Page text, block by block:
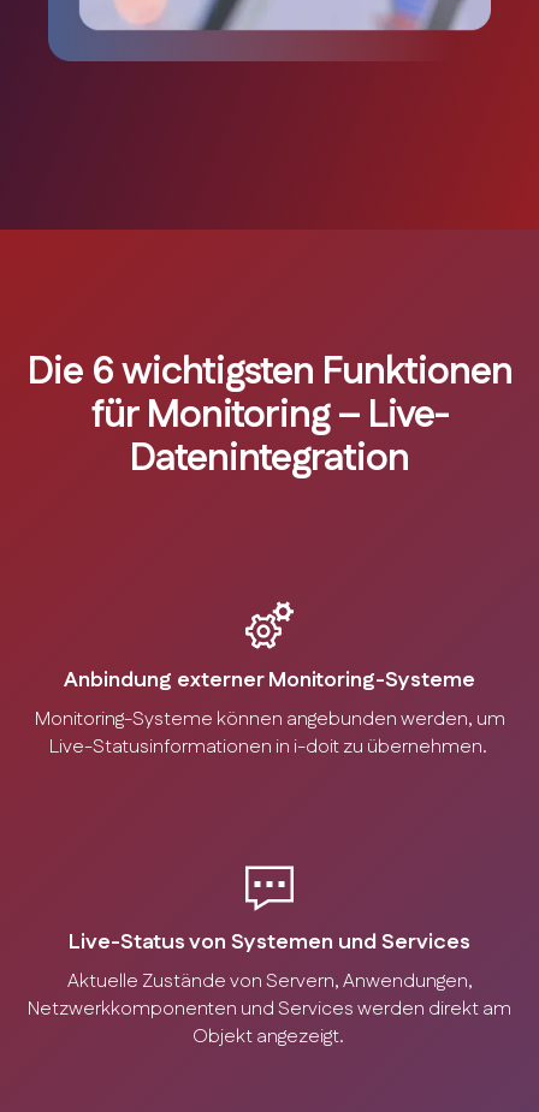
Die 6 wichtigsten Funktionen
für Monitoring – Live-
Datenintegration
Anbindung externer Monitoring-Systeme
Monitoring-Systeme können angebunden werden, um
Live-Statusinformationen in i-doit zu übernehmen.
Live-Status von Systemen und Services
Aktuelle Zustände von Servern, Anwendungen,
Netzwerkkomponenten und Services werden direkt am
Objekt angezeigt.